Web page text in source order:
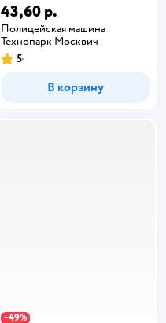
43,60 р.
Полицейская машина
Технопарк Москвич
5
В корзину
−49%